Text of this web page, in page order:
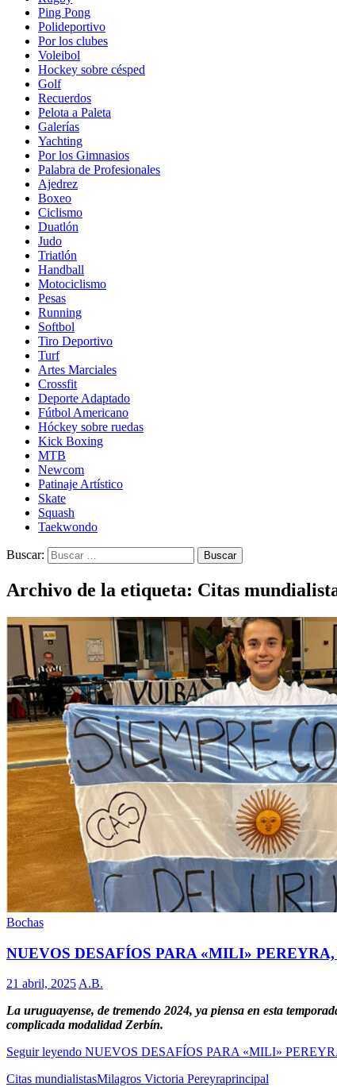
Ping Pong
Polideportivo
Por los clubes
Voleibol
Hockey sobre césped
Golf
Recuerdos
Pelota a Paleta
Galerías
Yachting
Por los Gimnasios
Palabra de Profesionales
Ajedrez
Boxeo
Ciclismo
Duatlón
Judo
Triatlón
Handball
Motociclismo
Pesas
Running
Softbol
Tiro Deportivo
Turf
Artes Marciales
Crossfit
Deporte Adaptado
Fútbol Americano
Hóckey sobre ruedas
Kick Boxing
MTB
Newcom
Patinaje Artístico
Skate
Squash
Taekwondo
Buscar:
Archivo de la etiqueta: Citas
Bochas
NUEVOS DESAFÍOS PARA «MILI»
21 abril, 2025 A.B.
La uruguayense, de tremendo 2024, ya piensa en esta
complicada modalidad Zerbín.
Seguir leyendo NUEVOS DESAFÍOS PARA «MILI»
Citas mundialistasMilagros Victoria Pereyraprincipal